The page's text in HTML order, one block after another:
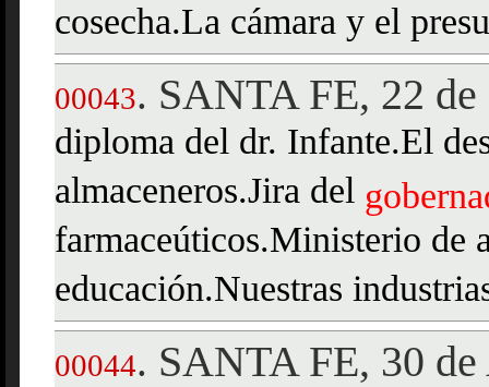
cosecha.La cámara y el
00043. SANTA FE, 22
diploma del dr. Infante.El
almaceneros.Jira del
farmaceúticos.Ministerio de
educación.Nuestras
00044. SANTA FE, 30